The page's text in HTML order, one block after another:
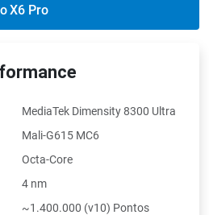
X6 Pro
MediaTek Dimensity 8300 Ultra
Mali-G615 MC6
Octa-Core
4 nm
~1.400.000 (v10) Pontos